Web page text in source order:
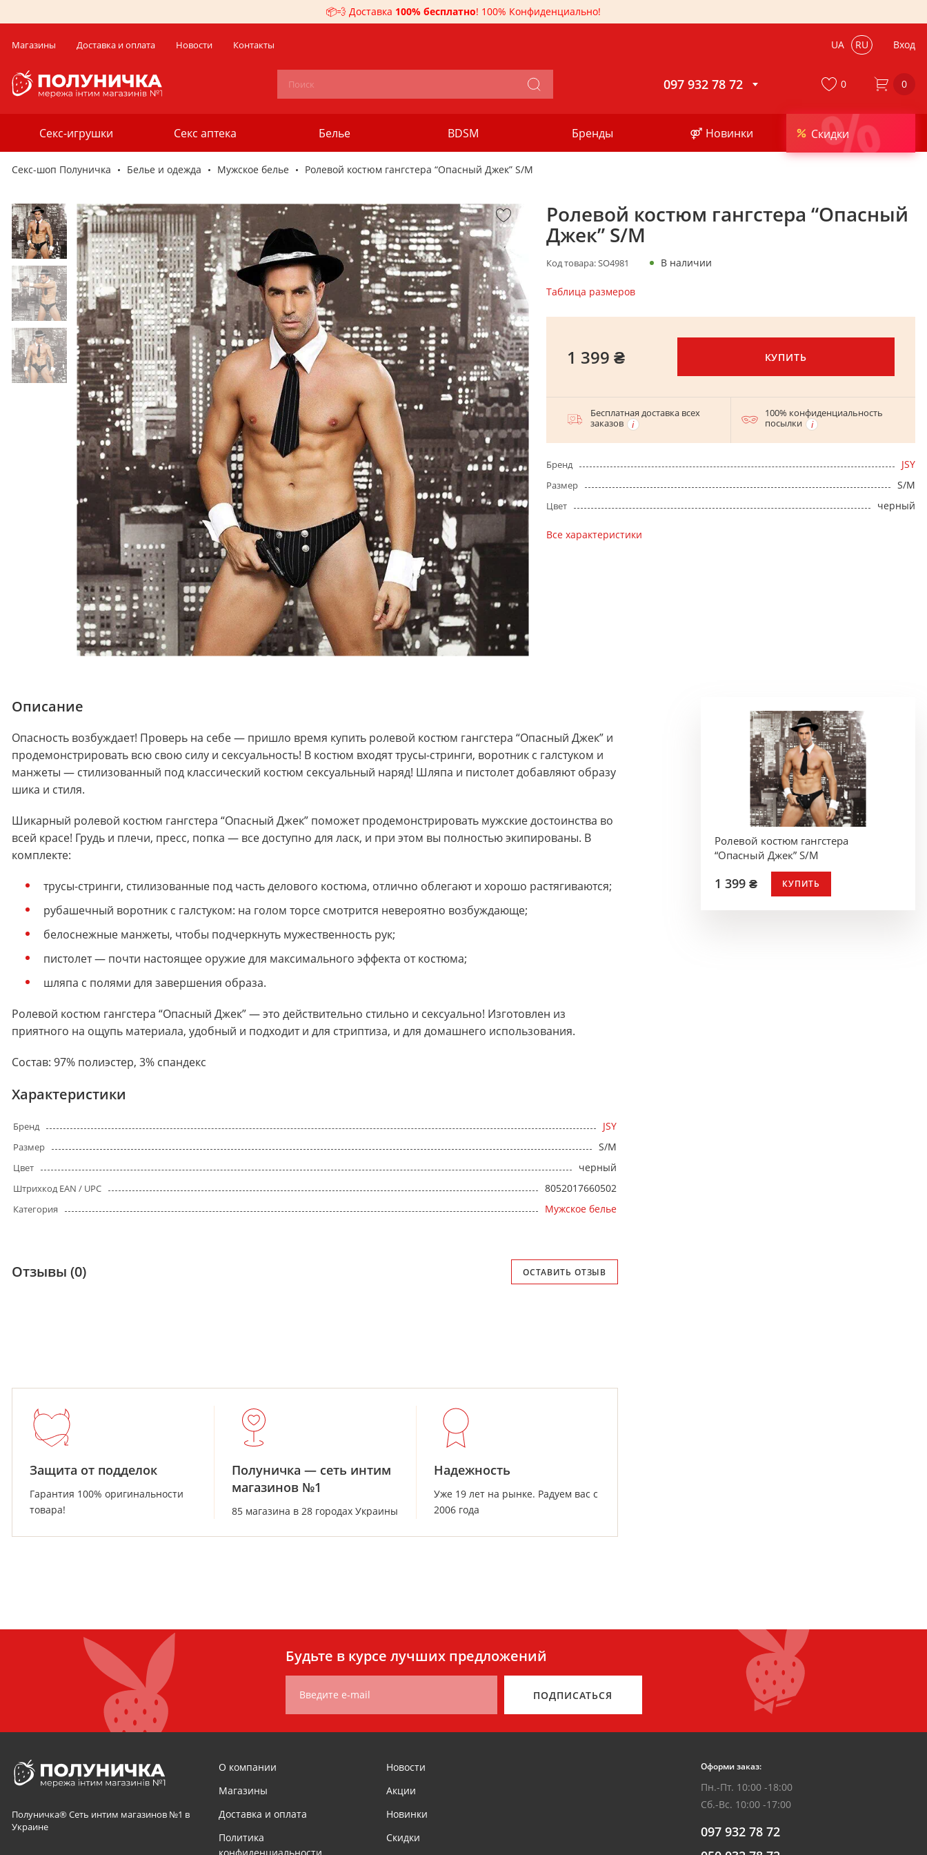
📦💨 Доставка 100% бесплатно! 100% Конфиденциально!
Магазины Доставка и оплата Новости Контакты UA RU Вход
097 932 78 72 0
Секс-игрушки Секс аптека Белье BDSM Бренды ⚤ Новинки %
Скидки
0
Секс-шоп Полуничка Белье и одежда Мужское белье Ролевой костюм гангстера “Опасный Джек” S/M
Ролевой костюм гангстера “Опасный
Джек” S/M
Код товара:SO4981 В наличии
1 399 ₴ КУПИТЬ
Бесплатная доставка всех
заказов
100% конфиденциальность
посылки
Таблица размеров
Бренд JSY
Размер S/M
Цвет черный
Все характеристики
Описание
Опасность возбуждает! Проверь на себе — пришло время купить ролевой костюм гангстера “Опасный Джек” и
продемонстрировать всю свою силу и сексуальность! В костюм входят трусы-стринги, воротник с галстуком и
манжеты — стилизованный под классический костюм сексуальный наряд! Шляпа и пистолет добавляют образу
шика и стиля.
Шикарный ролевой костюм гангстера “Опасный Джек” поможет продемонстрировать мужские достоинства во
всей красе! Грудь и плечи, пресс, попка — все доступно для ласк, и при этом вы полностью экипированы. В
комплекте:
трусы-стринги, стилизованные под часть делового костюма, отлично облегают и хорошо растягиваются;
рубашечный воротник с галстуком: на голом торсе смотрится невероятно возбуждающе;
белоснежные манжеты, чтобы подчеркнуть мужественность рук;
пистолет — почти настоящее оружие для максимального эффекта от костюма;
шляпа с полями для завершения образа.
Ролевой костюм гангстера “Опасный Джек” — это действительно стильно и сексуально! Изготовлен из
приятного на ощупь материала, удобный и подходит и для стриптиза, и для домашнего использования.
Состав: 97% полиэстер, 3% спандекс
Характеристики
Бренд JSY
Размер S/M
Цвет черный
Штрихкод EAN / UPC 8052017660502
Категория Мужское белье
Отзывы (0) ОСТАВИТЬ ОТЗЫВ
Ролевой костюм гангстера
“Опасный Джек” S/M
1 399 ₴ КУПИТЬ
Защита от подделок
Гарантия 100% оригинальности
товара!
Полуничка — сеть интим
магазинов №1
85 магазина в 28 городах Украины
Надежность
Уже 19 лет на рынке. Радуем вас с
2006 года
Будьте в курсе лучших предложений
Введите e-mail ПОДПИСАТЬСЯ
Полуничка® Сеть интим магазинов №1 в
Украине
О компании
Магазины
Доставка и оплата
Политика
Новости
Акции
Новинки
Скидки
Оформи заказ:
Пн.-Пт. 10:00 -18:00
Сб.-Вс. 10:00 -17:00
097 932 78 72